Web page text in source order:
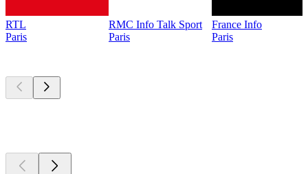
RTL
Paris
RMC Info Talk Sport
Paris
France Info
Paris